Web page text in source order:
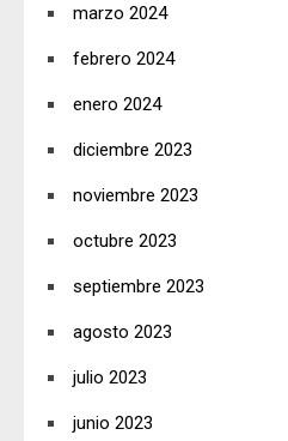
marzo 2024
febrero 2024
enero 2024
diciembre 2023
noviembre 2023
octubre 2023
septiembre 2023
agosto 2023
julio 2023
junio 2023